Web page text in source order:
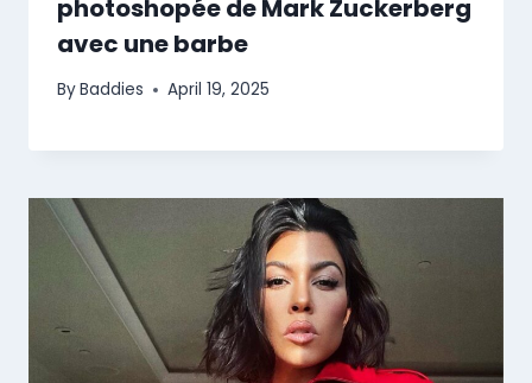
photoshopée de Mark Zuckerberg
avec une barbe
ByBaddies April 19, 2025